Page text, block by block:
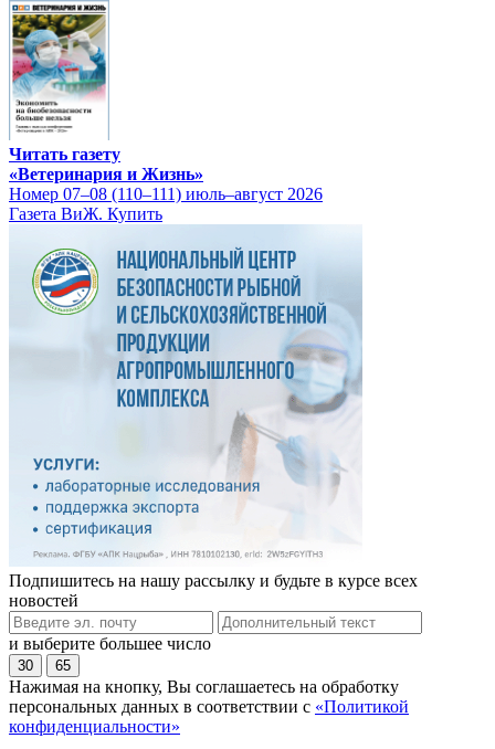
Читать газету
«Ветеринария и Жизнь»
Номер 07–08 (110–111) июль–август 2026
Газета ВиЖ. Купить
Подпишитесь на нашу рассылку и будьте в курсе всех
новостей
и выберите большее число
30 65
Нажимая на кнопку, Вы соглашаетесь на обработку
персональных данных в соответствии с «Политикой
конфиденциальности»